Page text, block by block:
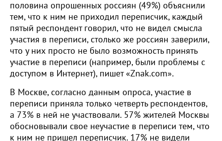
половина опрошенных россиян (49%) объяснили
тем, что к ним не приходил переписчик, каждый
пятый респондент говорил, что не видел смысла
участия в переписи, столько же россиян заверили,
что у них просто не было возможность принять
участие в переписи (например, были проблемы с
доступом в Интернет), пишет «Znak.com».
В Москве, согласно данным опроса, участие в
переписи приняла только четверть респондентов,
а 73% в ней не участвовали. 57% жителей Москвы
обосновывали свое неучастие в переписи тем, что
к ним не пришел переписчик. 17% не видели